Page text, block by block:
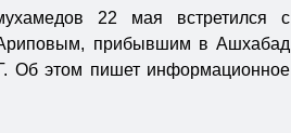
22 мая встретился с
Ариповым, прибывшим в Ашхабад
Об этом пишет информационное